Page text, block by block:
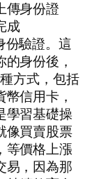
傳身份證
成
份驗證。這
身份後，
方式，包括
信用卡，
學習基礎操
像買賣股票
等價格上漲
易，因為那